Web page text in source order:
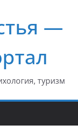
—
туризм